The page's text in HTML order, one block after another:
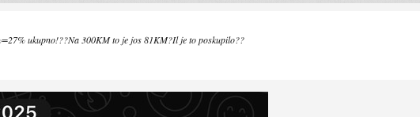
ukupno!??Na 300KM to je jos 81KM?Il je to poskupilo??